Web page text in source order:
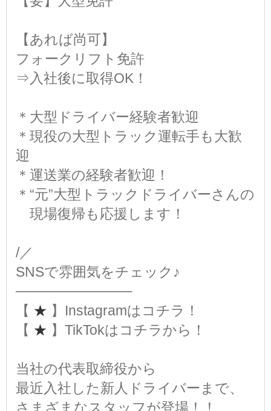
【あれば尚可】
フォークリフト免許
⇒入社後に取得OK！
＊大型ドライバー経験者歓迎
＊現役の大型トラック運転手も大歓
迎
＊運送業の経験者歓迎！
＊“元”大型トラックドライバーさんの
現場復帰も応援します！
/／
SNSで雰囲気をチェック♪
────────────
【 ★ 】Instagramはコチラ！
【 ★ 】TikTokはコチラから！
当社の代表取締役から
最近入社した新人ドライバーまで、
さまざまなスタッフが登場！！